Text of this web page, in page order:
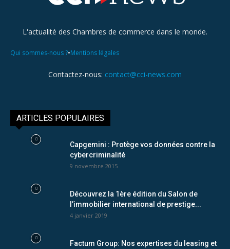
L'actualité des Chambres de commerce dans le monde.
Qui sommes-nous ?•Mentions légales
Contactez-nous: contact@cci-news.com
ARTICLES POPULAIRES
Capgemini : Protège vos données contre la
cybercriminalité
9 novembre 2015
Découvrez la 1ère édition du Salon de
l’immobilier international de prestige...
4 janvier 2019
Factum Group: Nos expertises du leasing et